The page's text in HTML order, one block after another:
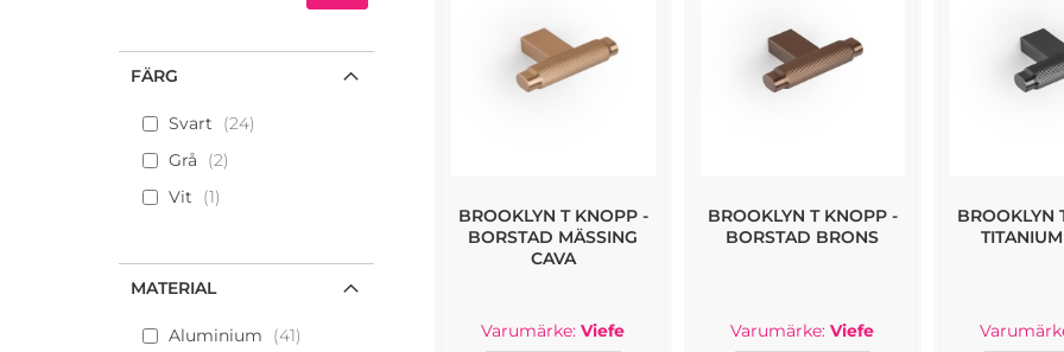
BROOKLYN T KNOPP -
BORSTAD MÄSSING
CAVA
Varumärke: Viefe
BROOKLYN T KNOPP -
BORSTAD BRONS
Varumärke: Viefe
BROOKLYN
FÄRG
Svart
24
Grå
2
Vit
1
MATERIAL
Aluminium
41